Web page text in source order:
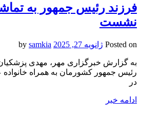
فرزند رئیس جمهور به
نشست
Posted on ژانویه 27, 2025 samkia
به گزارش خبرگزاری مهر، مهدی
رئیس جمهور کشورمان به همراه
در
ادامه خبر